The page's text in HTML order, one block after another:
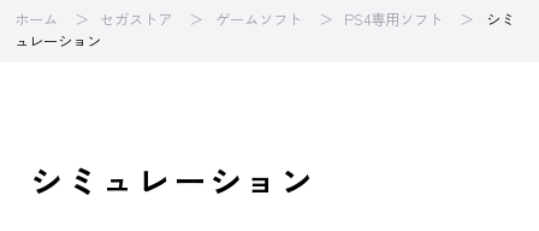
ホーム セガストア ゲームソフト PS4専用ソフト
シミ
ュレーション
シミュレーション